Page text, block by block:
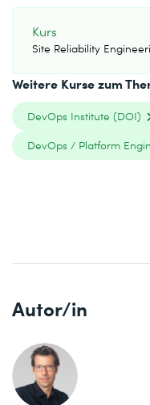
Kurs
Site Reliability
Weitere Kurse zum
DevOps Institute (DOI)
DevOps / Platform
Autor/in